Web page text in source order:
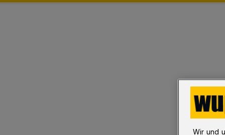
Wir und